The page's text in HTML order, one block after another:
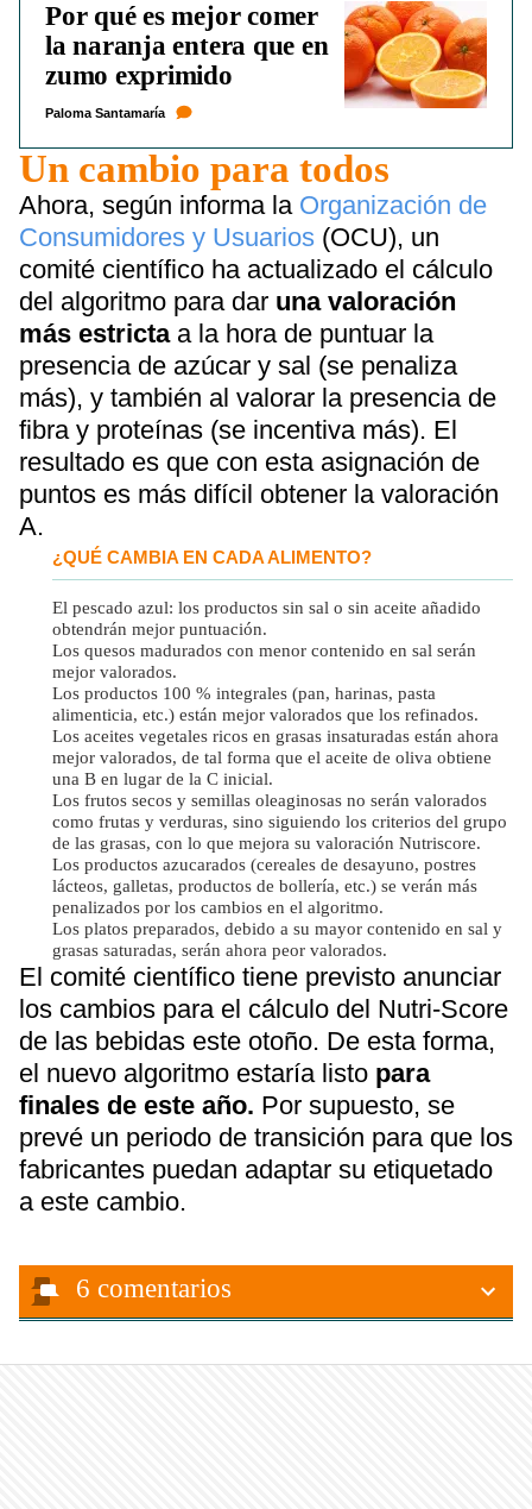
Por qué es mejor comer
la naranja entera que en
zumo exprimido
Paloma Santamaría
Un cambio para todos
Ahora, según informa la Organización de
Consumidores y Usuarios (OCU), un
comité científico ha actualizado el cálculo
del algoritmo para dar una valoración
más estrictaa la hora de puntuar la
presencia de azúcar y sal (se penaliza
más), y también al valorar la presencia de
fibra y proteínas (se incentiva más). El
resultado es que con esta asignación de
puntos es más difícil obtener la valoración
A.
¿QUÉ CAMBIA EN CADA ALIMENTO?
El pescado azul: los productos sin sal o sin aceite añadido
obtendrán mejor puntuación.
Los quesos madurados con menor contenido en sal serán
mejor valorados.
Los productos 100 % integrales (pan, harinas, pasta
alimenticia, etc.) están mejor valorados que los refinados.
Los aceites vegetales ricos en grasas insaturadas están ahora
mejor valorados, de tal forma que el aceite de oliva obtiene
una B en lugar de la C inicial.
Los frutos secos y semillas oleaginosas no serán valorados
como frutas y verduras, sino siguiendo los criterios del grupo
de las grasas, con lo que mejora su valoración Nutriscore.
Los productos azucarados (cereales de desayuno, postres
lácteos, galletas, productos de bollería, etc.) se verán más
penalizados por los cambios en el algoritmo.
Los platos preparados, debido a su mayor contenido en sal y
grasas saturadas, serán ahora peor valorados.
El comité científico tiene previsto anunciar
los cambios para el cálculo del Nutri-Score
de las bebidas este otoño. De esta forma,
el nuevo algoritmo estaría listo para
finales de este año. Por supuesto, se
prevé un periodo de transición para que los
fabricantes puedan adaptar su etiquetado
a este cambio.
6 comentarios